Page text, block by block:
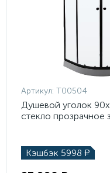
Артикул: T00504
Душевой уголок
стекло прозрачное
Кэшбэк 5998 ₽